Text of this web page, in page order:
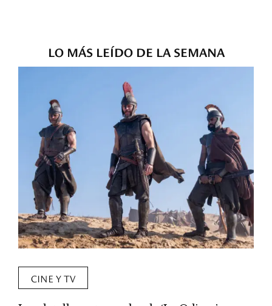
LO MÁS LEÍDO DE LA SEMANA
CINE Y TV